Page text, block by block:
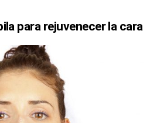
para rejuvenecer la cara